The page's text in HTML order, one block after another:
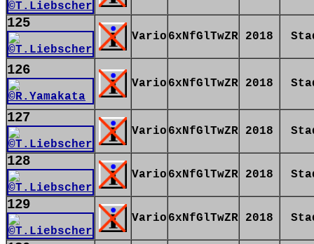
125
Vario 6xNfGlTwZR 2018
126
Vario 6xNfGlTwZR 2018
127
Vario 6xNfGlTwZR 2018
128
Vario 6xNfGlTwZR 2018
129
Vario 6xNfGlTwZR 2018